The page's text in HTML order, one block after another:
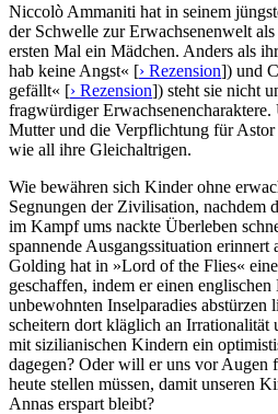
Niccolò Ammaniti hat in seinem
der Schwelle zur Erwachse­nenwelt
ersten Mal ein Mädchen. Anders als
hab keine Angst« [› Rezension]) und
gefällt« [› Rezension]) steht sie nicht
fragwür­diger
Mutter und die Verpflich­tung für Astor
wie all ihre Gleich­altrigen.
Wie bewähren sich Kinder ohne
Segnungen der Zivilisa­tion, nachdem
im Kampf ums nackte Überleben
spannende Ausgangs­situa­tion
Golding hat in »Lord of the Flies«
geschaffen, indem er einen
unbewohnten Insel­para­dies
scheitern dort kläglich an Irratio­nalität
mit siziliani­schen Kindern ein
dagegen? Oder will er uns vor Augen
heute stellen müssen, damit unseren
Annas erspart bleibt?